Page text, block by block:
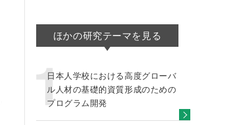
ほかの研究テーマを見る
日本人学校における高度グローバ
ル人材の基礎的資質形成のための
プログラム開発